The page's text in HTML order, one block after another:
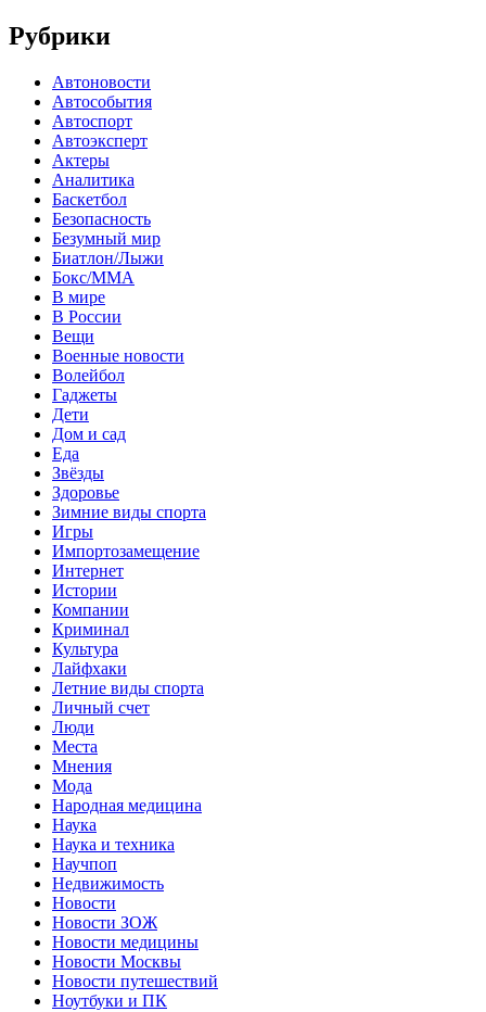
Рубрики
Автоновости
Автособытия
Автоспорт
Автоэксперт
Актеры
Аналитика
Баскетбол
Безопасность
Безумный мир
Биатлон/Лыжи
Бокс/MMA
В мире
В России
Вещи
Военные новости
Волейбол
Гаджеты
Дети
Дом и сад
Еда
Звёзды
Здоровье
Зимние виды спорта
Игры
Импортозамещение
Интернет
Истории
Компании
Криминал
Культура
Лайфхаки
Летние виды спорта
Личный счет
Люди
Места
Мнения
Мода
Народная медицина
Наука
Наука и техника
Научпоп
Недвижимость
Новости
Новости ЗОЖ
Новости медицины
Новости Москвы
Новости путешествий
Ноутбуки и ПК